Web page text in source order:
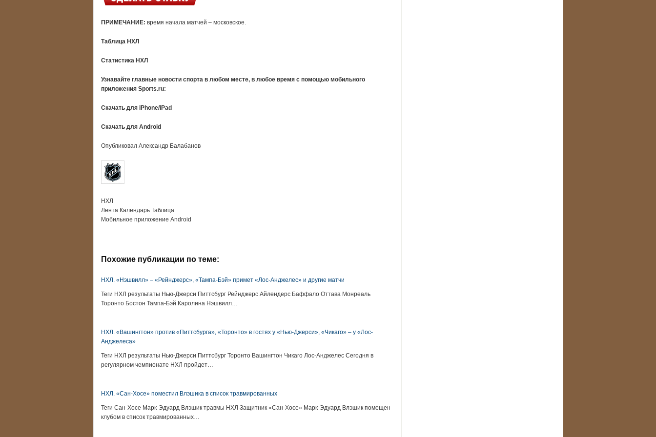
ПРИМЕЧАНИЕ: время начала матчей – московское.
Таблица НХЛ
Статистика НХЛ
Узнавайте главные новости спорта в любом месте, в любое время с помощью мобильного
приложения Sports.ru:
Скачать для iPhone/iPad
Скачать для Android
Опубликовал Александр Балабанов
НХЛ
Лента Календарь Таблица
Мобильное приложение Android
Похожие публикации по теме:
НХЛ. «Нэшвилл» – «Рейнджерс», «Тампа-Бэй» примет «Лос-Анджелес» и другие матчи
Теги НХЛ результаты Нью-Джерси Питтсбург Рейнджерс Айлендерс Баффало Оттава Монреаль
Торонто Бостон Тампа-Бэй Каролина Нэшвилл…
НХЛ. «Вашингтон» против «Питтсбурга», «Торонто» в гостях у «Нью-Джерси», «Чикаго» – у «Лос-
Анджелеса»
Теги НХЛ результаты Нью-Джерси Питтсбург Торонто Вашингтон Чикаго Лос-Анджелес Сегодня в
регулярном чемпионате НХЛ пройдет…
НХЛ. «Сан-Хосе» поместил Влэшика в список травмированных
Теги Сан-Хосе Марк-Эдуард Влэшик травмы НХЛ Защитник «Сан-Хосе» Марк-Эдуард Влэшик помещен
клубом в список травмированных…